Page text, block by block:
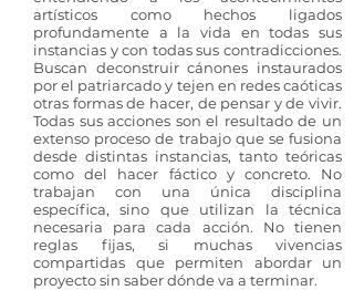
artísticos como hechos ligados
profundamente a la vida en todas sus
instancias y con todas sus contradicciones.
Buscan deconstruir cánones instaurados
por el patriarcado y tejen en redes caóticas
otras formas de hacer, de pensar y de vivir.
Todas sus acciones son el resultado de un
extenso proceso de trabajo que se fusiona
desde distintas instancias, tanto teóricas
como del hacer fáctico y concreto. No
trabajan con una única disciplina
específica, sino que utilizan la técnica
necesaria para cada acción. No tienen
reglas fijas, si muchas vivencias
compartidas que permiten abordar un
proyecto sin saber dónde va a terminar.